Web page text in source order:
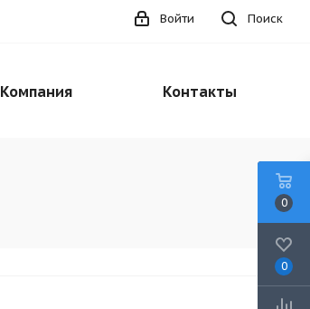
Поиск
Войти
Компания Контакты
0
0